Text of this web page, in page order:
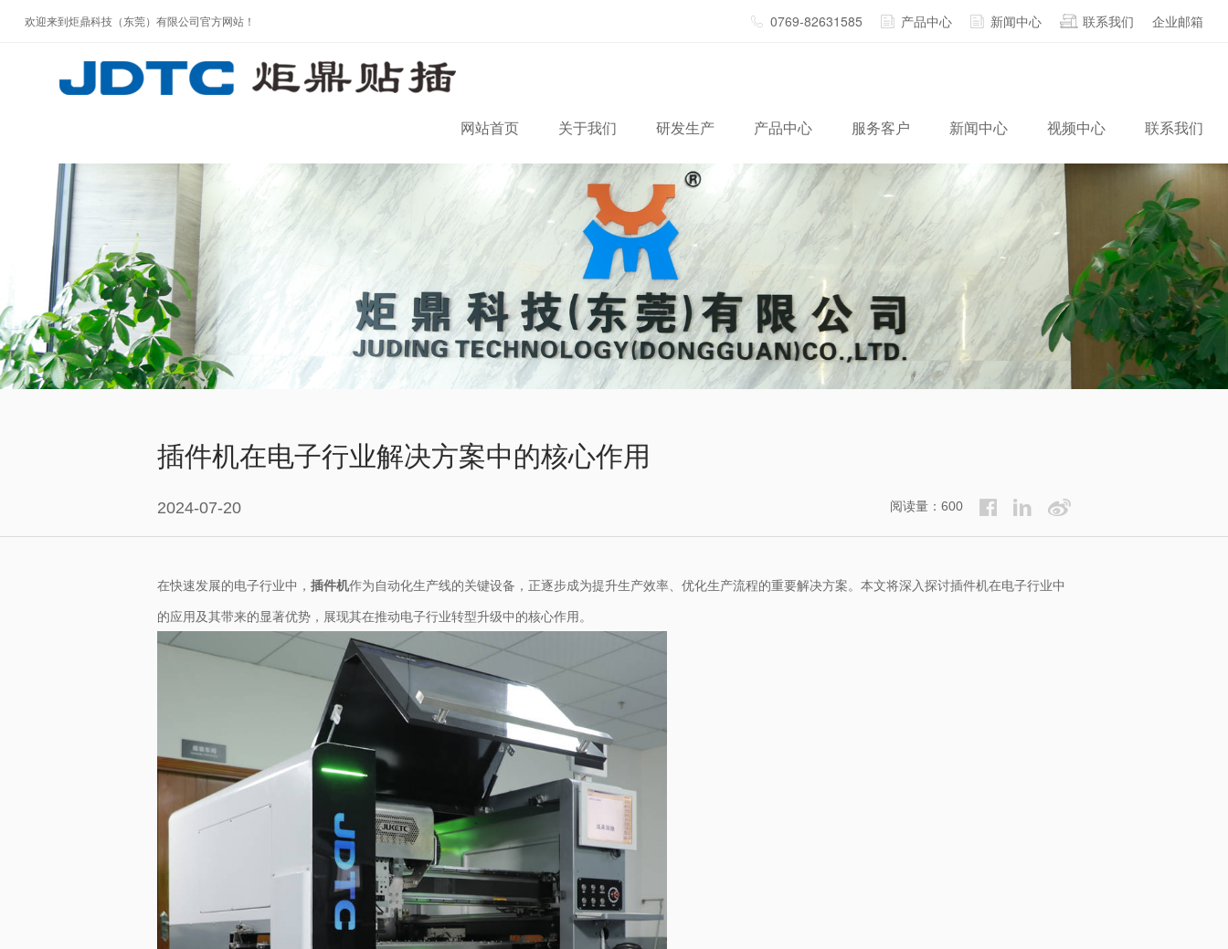
欢迎来到炬鼎科技（东莞）有限公司官方网站！ 0769-82631585 产品中心 新闻中心 联系我们 企业邮箱
网站首页 关于我们 研发生产 产品中心 服务客户 新闻中心 视频中心 联系我们
插件机在电子行业解决方案中的核心作用
2024-07-20 阅读量：600
在快速发展的电子行业中， 插件机作为自动化生产线的关键设备，正逐步成为提升生产效率、优化生产流程的重要解决方案。本文将深入探讨插件机在电子行业中
的应用及其带来的显著优势，展现其在推动电子行业转型升级中的核心作用。